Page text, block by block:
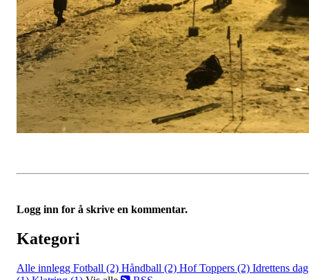
Logg inn for å skrive en kommentar.
Kategori
Alle innlegg Fotball (2) Håndball (2) Hof Toppers (2) Idrettens dag